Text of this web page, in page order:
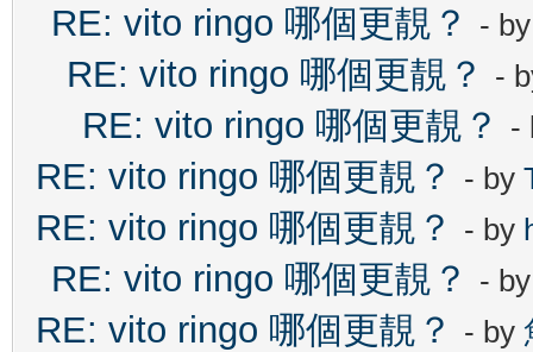
RE: vito ringo 哪個更靚？ -
RE: vito ringo 哪個更靚？ -
RE: vito ringo 哪個更靚？ -
RE: vito ringo 哪個更靚？ - by
RE: vito ringo 哪個更靚？ - by
RE: vito ringo 哪個更靚？ -
RE: vito ringo 哪個更靚？ - by